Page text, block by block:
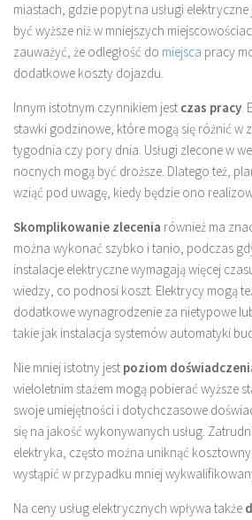
miastach, gdzie popyt na usługi
być wyższe niż w mniejszych
zauważyć, że odległość do miejsca pracy
dodatkowe koszty dojazdu.
Innym istotnym czynnikiem jest czas pracy.
stawki godzinowe, które mogą się różnić w
tygodnia czy pory dnia. Usługi zlecone w
nocnych mogą być droższe. Dlatego też,
wziąć pod uwagę, kiedy będzie ono
Skomplikowanie zlecenia również ma
można wykonać szybko i tanio, podczas
instalacje elektryczne wymagają więcej
wiedzy, co podnosi koszt. Elektrycy mogą
dodatkowe wynagrodzenie za nietypowe
takie jak instalacja systemów automatyki
Nie mniej istotny jest poziom
wieloletnim stażem mogą pobierać wyższe
swoje umiejętności i dotychczasowe
się na jakość wykonywanych usług.
elektryka, często można uniknąć
wystąpić w przypadku mniej
Na ceny usług elektrycznych wpływa także